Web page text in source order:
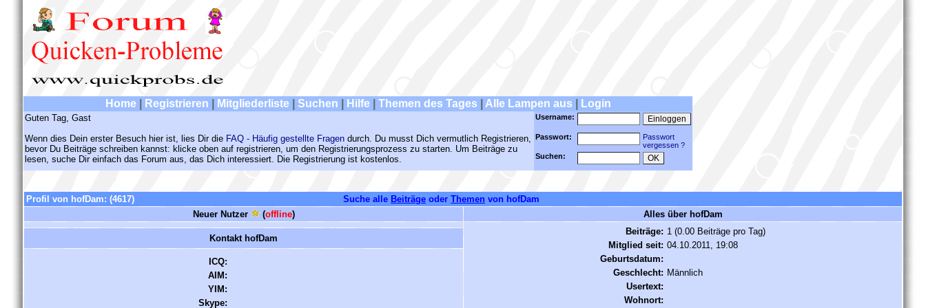
Home Registrieren Mitgliederliste Suchen Hilfe Themen des Tages Alle Lampen aus Login
Guten Tag, Gast
Wenn dies Dein erster Besuch hier ist, lies Dir die FAQ - Häufig gestellte Fragen durch. Du musst Dich vermutlich Registrieren,
bevor Du Beiträge schreiben kannst: klicke oben auf registrieren, um den Registrierungsprozess zu starten. Um Beiträge zu
lesen, suche Dir einfach das Forum aus, das Dich interessiert. Die Registrierung ist kostenlos.
Username:
Passwort:
Passwort
vergessen ?
Suchen:
Profil von hofDam: (4617) Suche alle Beiträge oder Themen von hofDam
Neuer Nutzer
(offline)
Alles über hofDam
Beiträge: 1 (0.00 Beiträge pro Tag)
Mitglied seit: 04.10.2011, 19:08
Geburtsdatum:
Geschlecht: Männlich
Usertext:
Wohnort:
Kontakt hofDam
ICQ:
AIM:
YIM:
Skype: